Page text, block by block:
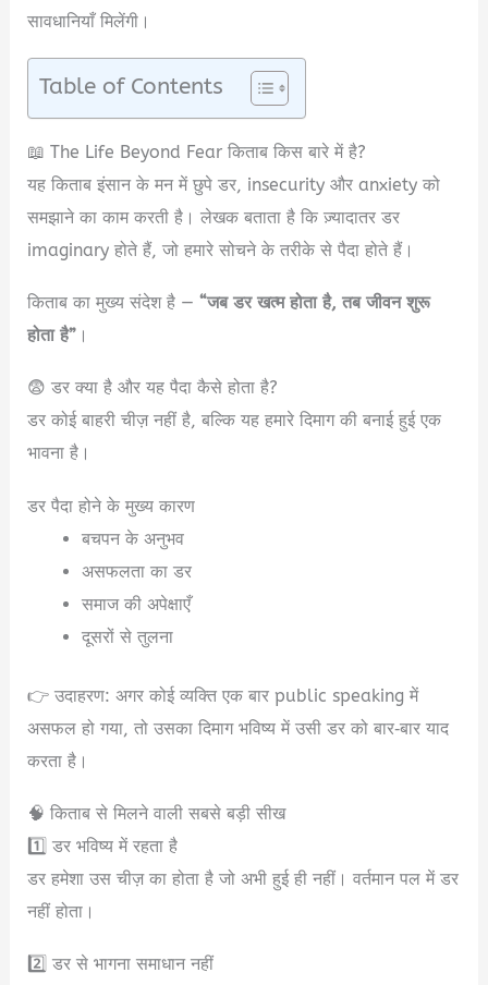
सावधानियाँ मिलेंगी।
Table of Contents
📖 The Life Beyond Fear किताब किस बारे में है?
यह किताब इंसान के मन में छुपे डर, insecurity और anxiety को
समझाने का काम करती है। लेखक बताता है कि ज़्यादातर डर
imaginary होते हैं, जो हमारे सोचने के तरीके से पैदा होते हैं।
किताब का मुख्य संदेश है —“जब डर खत्म होता है, तब जीवन शुरू
होता है” ।
😨 डर क्या है और यह पैदा कैसे होता है?
डर कोई बाहरी चीज़ नहीं है, बल्कि यह हमारे दिमाग की बनाई हुई एक
भावना है।
डर पैदा होने के मुख्य कारण
बचपन के अनुभव
असफलता का डर
समाज की अपेक्षाएँ
दूसरों से तुलना
👉 उदाहरण: अगर कोई व्यक्ति एक बार public speaking में
असफल हो गया, तो उसका दिमाग भविष्य में उसी डर को बार‑बार याद
करता है।
🧠 किताब से मिलने वाली सबसे बड़ी सीख
1️⃣ डर भविष्य में रहता है
डर हमेशा उस चीज़ का होता है जो अभी हुई ही नहीं। वर्तमान पल में डर
नहीं होता।
2️⃣ डर से भागना समाधान नहीं